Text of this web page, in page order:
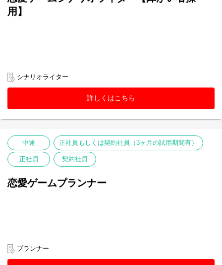
用】
シナリオライター
詳しくはこちら
中途 正社員もしくは契約社員（3ヶ月の試用期間有）
正社員 契約社員
恋愛ゲームプランナー
プランナー